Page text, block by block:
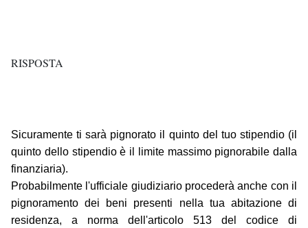
RISPOSTA
Sicuramente ti sarà pignorato il quinto del tuo stipendio (il
quinto dello stipendio è il limite massimo pignorabile dalla
finanziaria).
Probabilmente l'ufficiale giudiziario procederà anche con il
pignoramento dei beni presenti nella tua abitazione di
residenza, a norma dell'articolo 513 del codice di